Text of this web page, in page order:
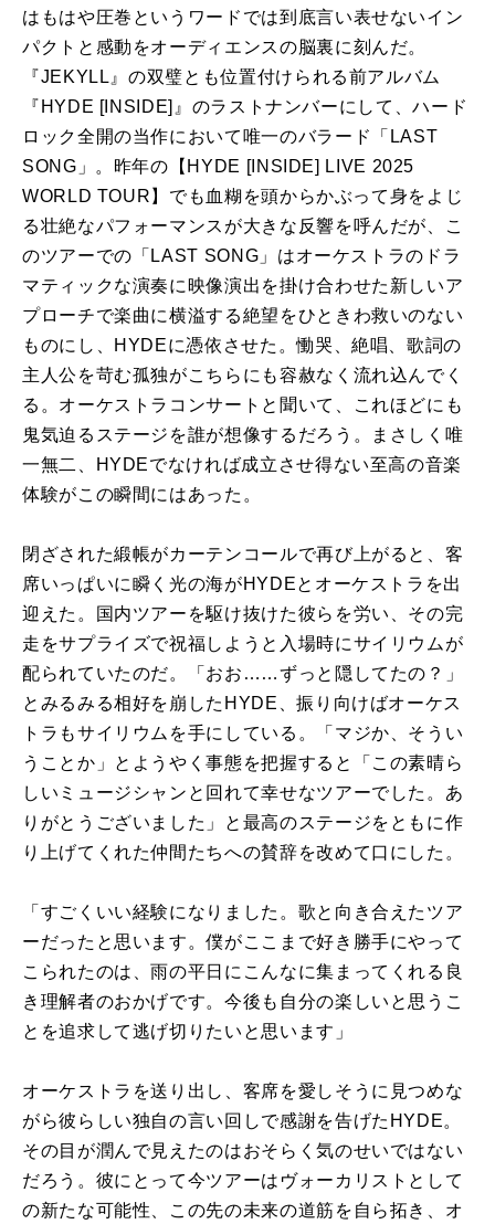
はもはや圧巻というワードでは到底言い表せないイン
パクトと感動をオーディエンスの脳裏に刻んだ。
『JEKYLL』の双璧とも位置付けられる前アルバム
『HYDE [INSIDE]』のラストナンバーにして、ハード
ロック全開の当作において唯一のバラード「LAST
SONG」。昨年の【HYDE [INSIDE] LIVE 2025
WORLD TOUR】でも血糊を頭からかぶって身をよじ
る壮絶なパフォーマンスが大きな反響を呼んだが、こ
のツアーでの「LAST SONG」はオーケストラのドラ
マティックな演奏に映像演出を掛け合わせた新しいア
プローチで楽曲に横溢する絶望をひときわ救いのない
ものにし、HYDEに憑依させた。慟哭、絶唱、歌詞の
主人公を苛む孤独がこちらにも容赦なく流れ込んでく
る。オーケストラコンサートと聞いて、これほどにも
鬼気迫るステージを誰が想像するだろう。まさしく唯
一無二、HYDEでなければ成立させ得ない至高の音楽
体験がこの瞬間にはあった。
閉ざされた緞帳がカーテンコールで再び上がると、客
席いっぱいに瞬く光の海がHYDEとオーケストラを出
迎えた。国内ツアーを駆け抜けた彼らを労い、その完
走をサプライズで祝福しようと入場時にサイリウムが
配られていたのだ。「おお……ずっと隠してたの？」
とみるみる相好を崩したHYDE、振り向けばオーケス
トラもサイリウムを手にしている。「マジか、そうい
うことか」とようやく事態を把握すると「この素晴ら
しいミュージシャンと回れて幸せなツアーでした。あ
りがとうございました」と最高のステージをともに作
り上げてくれた仲間たちへの賛辞を改めて口にした。
「すごくいい経験になりました。歌と向き合えたツア
ーだったと思います。僕がここまで好き勝手にやって
こられたのは、雨の平日にこんなに集まってくれる良
き理解者のおかげです。今後も自分の楽しいと思うこ
とを追求して逃げ切りたいと思います」
オーケストラを送り出し、客席を愛しそうに見つめな
がら彼らしい独自の言い回しで感謝を告げたHYDE。
その目が潤んで見えたのはおそらく気のせいではない
だろう。彼にとって今ツアーはヴォーカリストとして
の新たな可能性、この先の未来の道筋を自ら拓き、オ